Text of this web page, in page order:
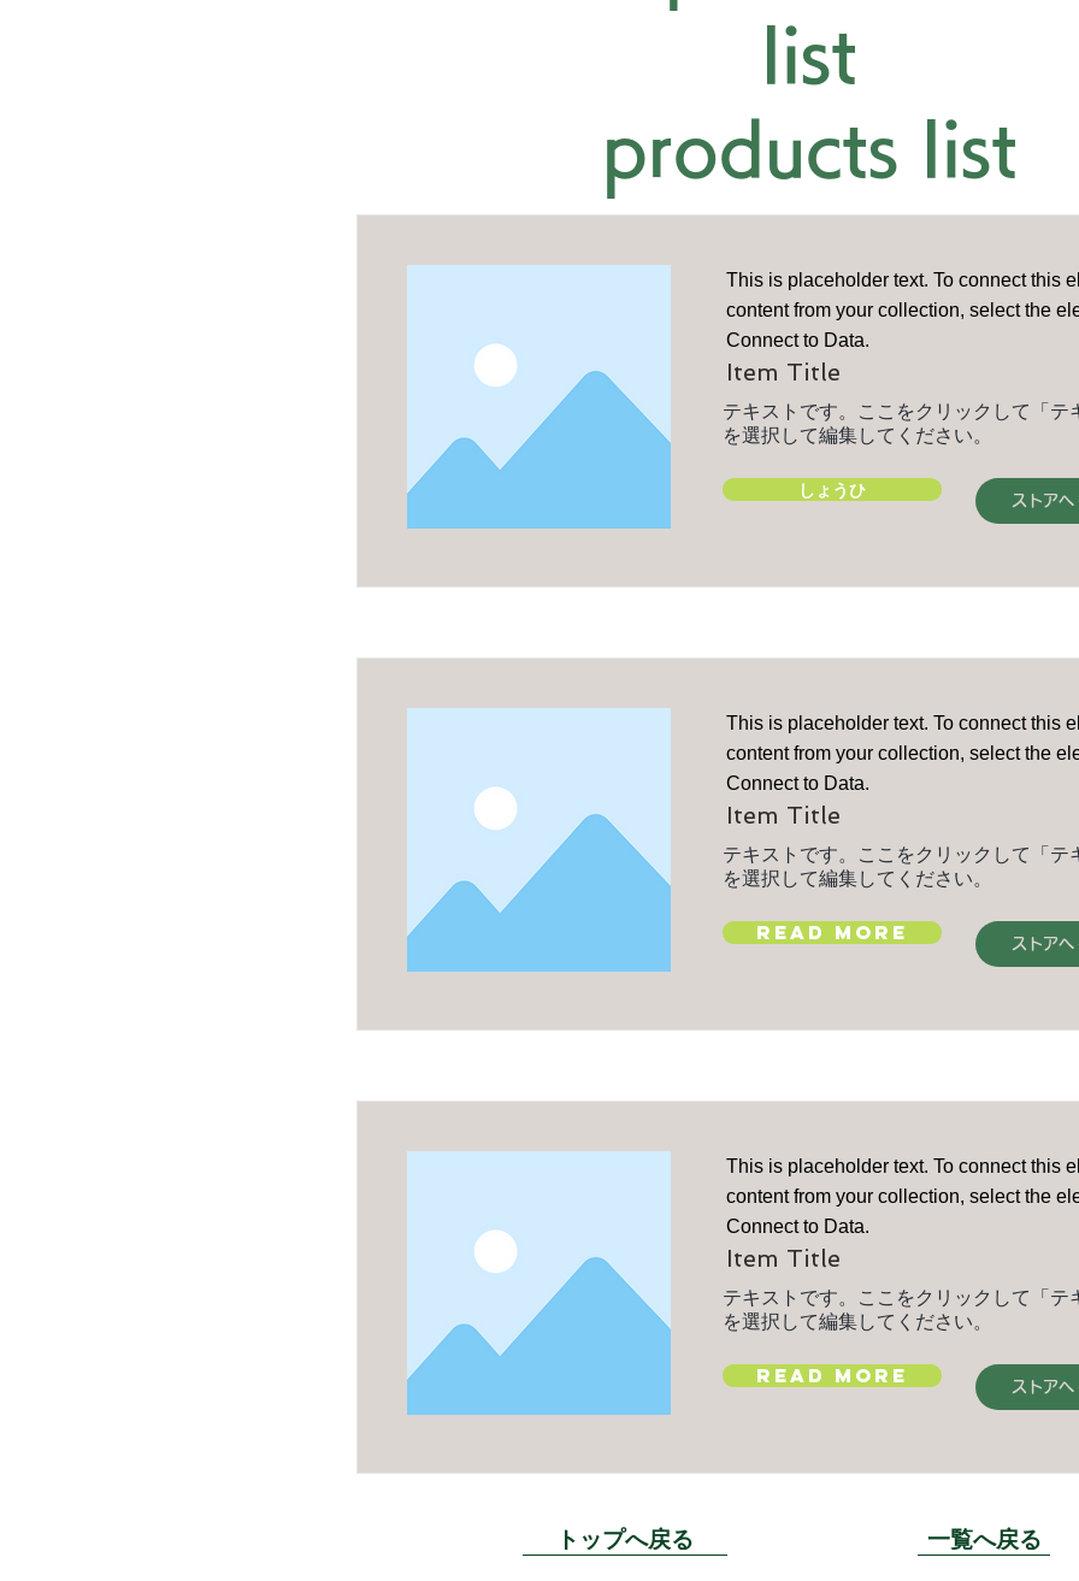
list
products list
This is placeholder text. To connect this
content from your collection, select the
Connect to Data.
Item Title
テキストです。ここをクリックして「テ
を選択して編集してください。
しょうひ ストアへ
This is placeholder text. To connect this
content from your collection, select the
Connect to Data.
Item Title
テキストです。ここをクリックして「テ
を選択して編集してください。
Read More ストアへ
This is placeholder text. To connect this
content from your collection, select the
Connect to Data.
Item Title
テキストです。ここをクリックして「テ
を選択して編集してください。
Read More ストアへ
トップへ戻る 一覧へ戻る